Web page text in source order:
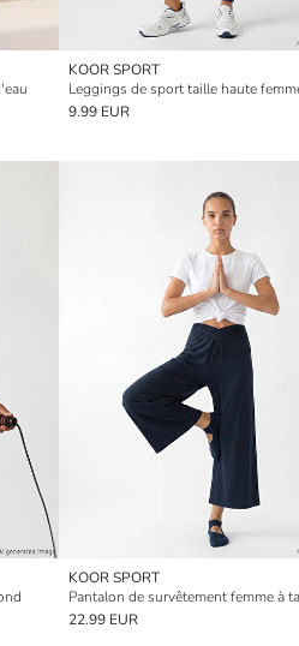
KOOR SPORT
Leggings de sport taille haute
9.99 EUR
KOOR SPORT
22.99 EUR